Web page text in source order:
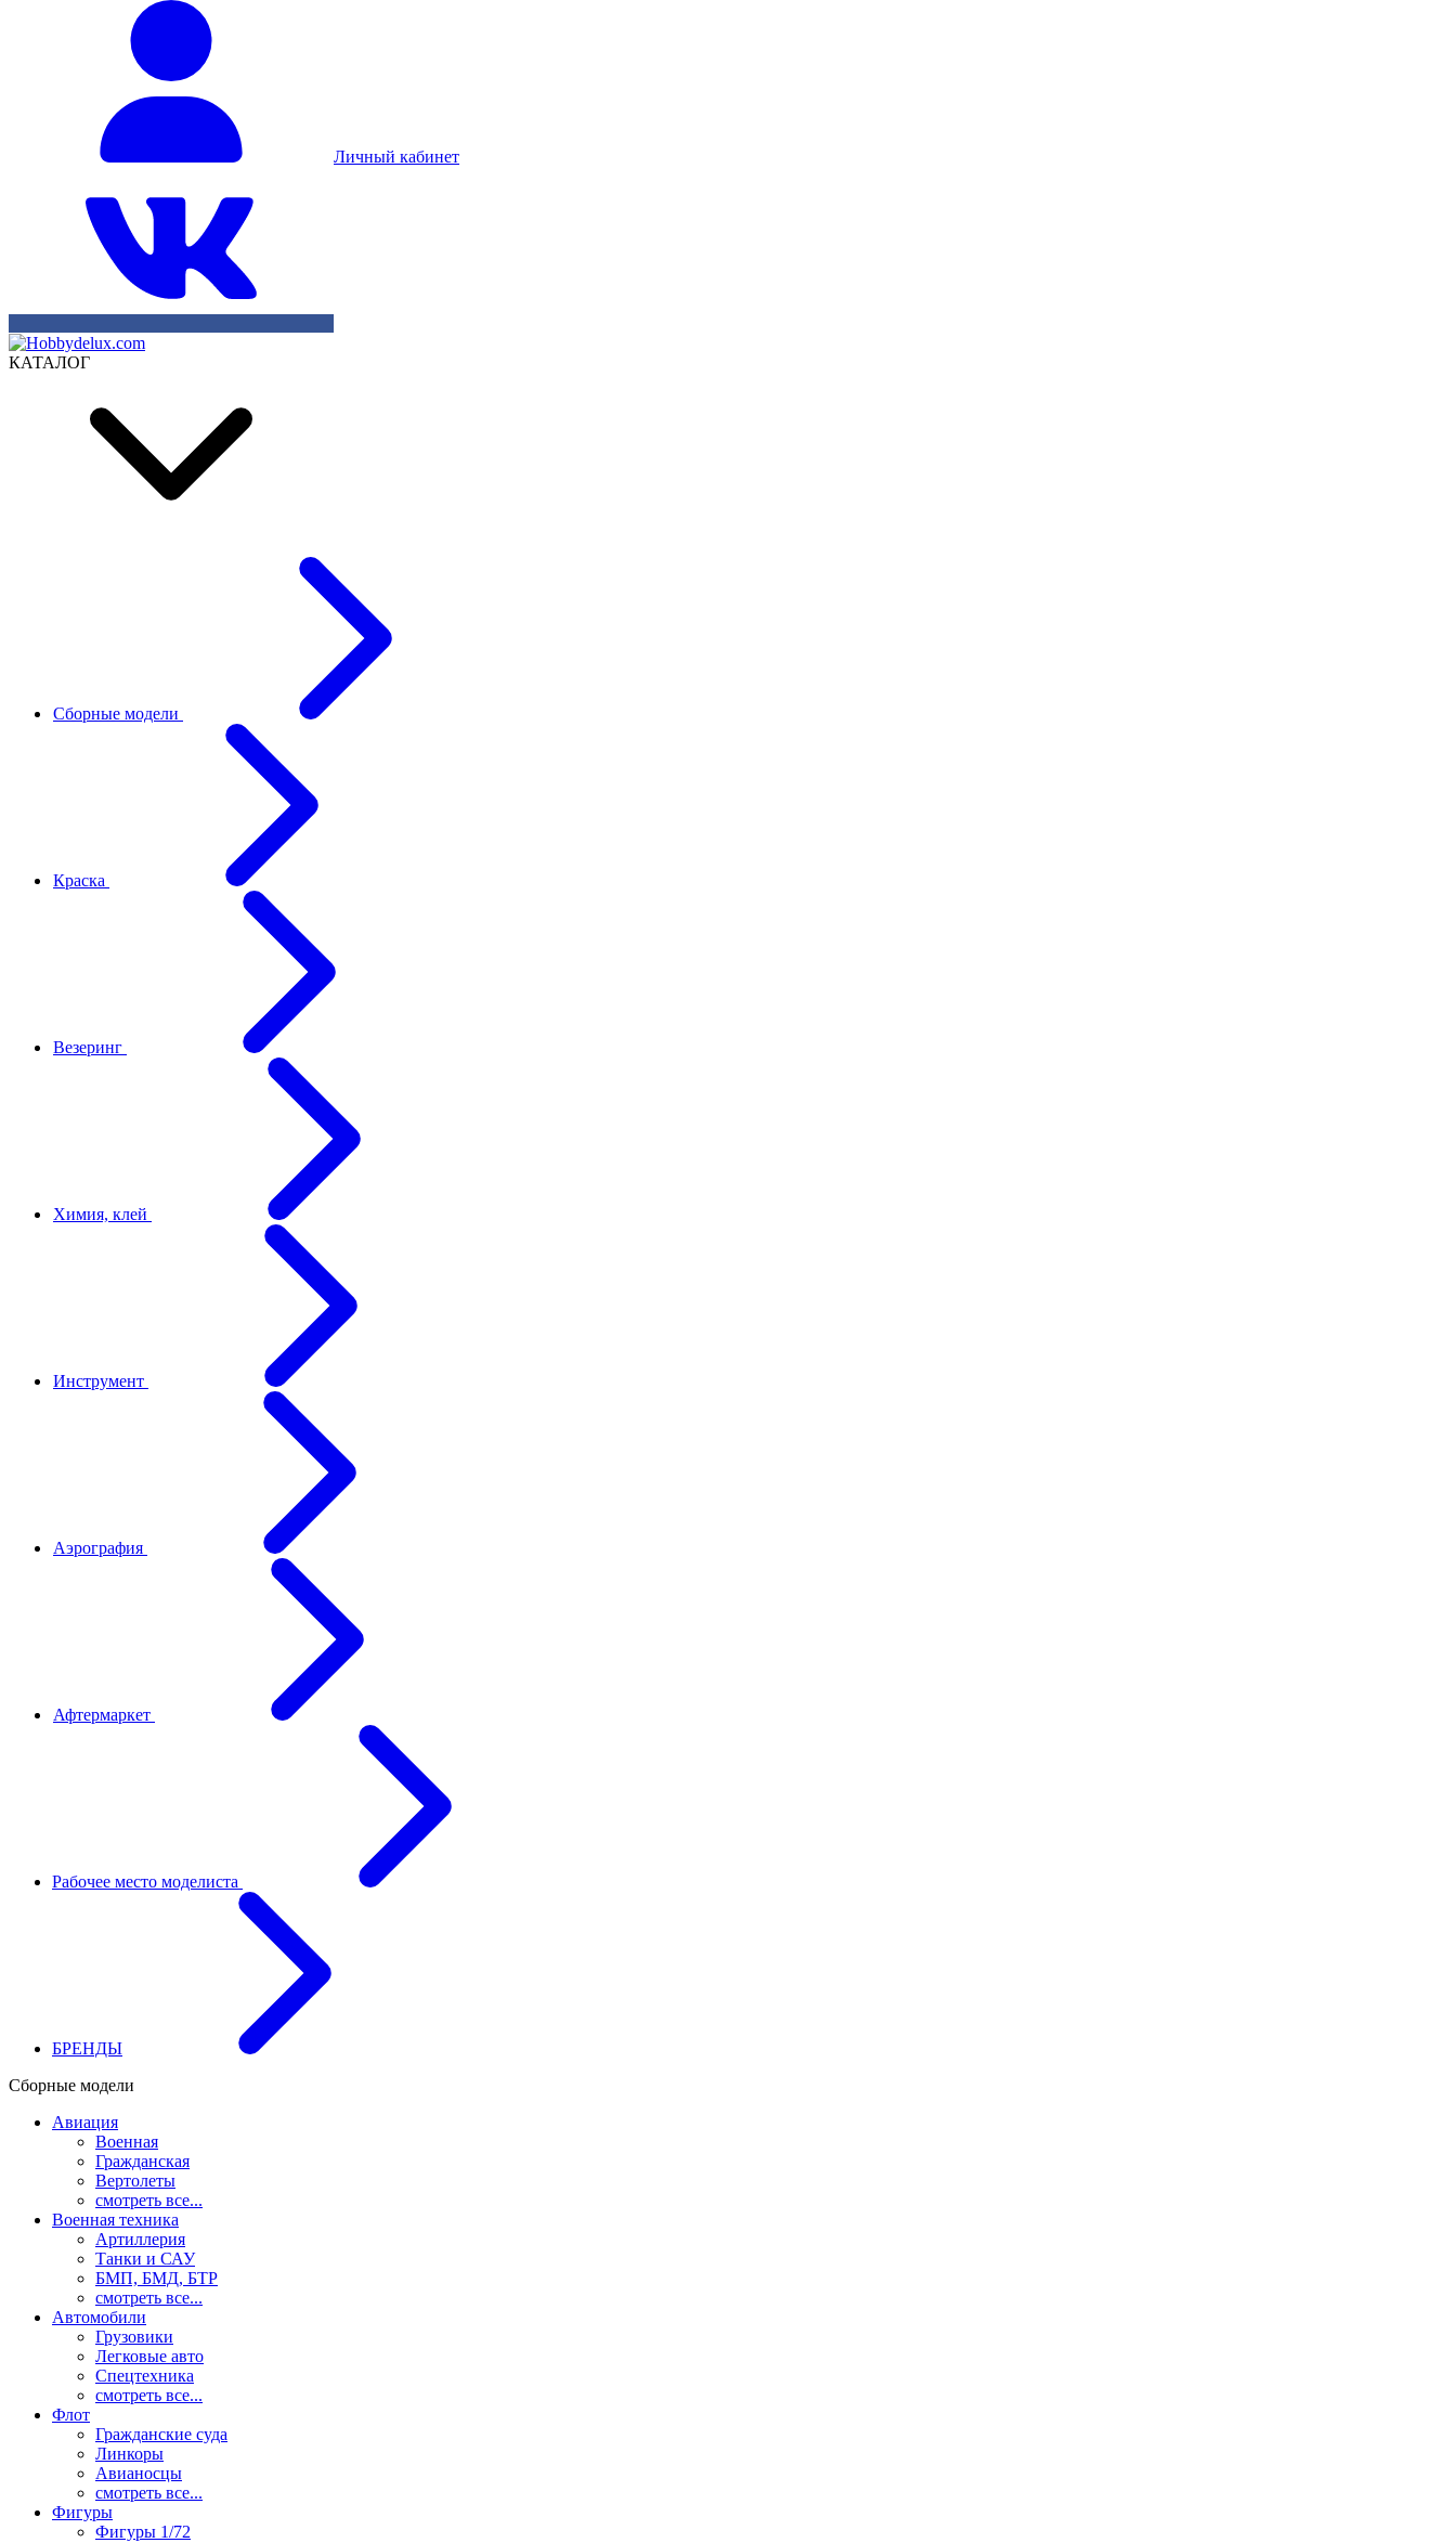
Личный кабинет
КАТАЛОГ
Сборные модели
Краска
Везеринг
Химия, клей
Инструмент
Аэрография
Афтермаркет
Рабочее место моделиста
БРЕНДЫ
Сборные модели
Авиация
Военная
Гражданская
Вертолеты
смотреть все...
Военная техника
Артиллерия
Танки и САУ
БМП, БМД, БТР
смотреть все...
Автомобили
Грузовики
Легковые авто
Спецтехника
смотреть все...
Флот
Гражданские суда
Линкоры
Авианосцы
смотреть все...
Фигуры
Фигуры 1/72